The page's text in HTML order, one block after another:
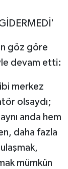
göz göre
devam etti:
merkez
olsaydı;
anda hem
daha fazla
mümkün